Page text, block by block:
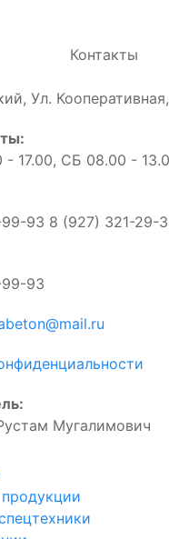
Контакты
Ул.
17.00, СБ 08.00 -
93 8 (927) 321-29-
93
Мугалимович
продукции